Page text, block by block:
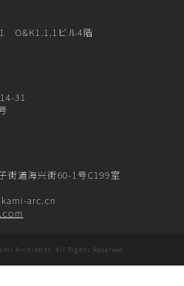
O&K1.1.1ビル4階
31
街道海兴街60-1号C199室
arc.cn
Architects. All Rights Reserved.